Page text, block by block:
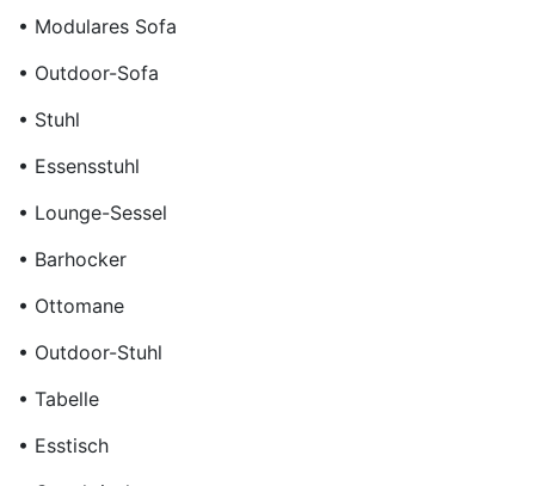
• Modulares Sofa
• Outdoor-Sofa
• Stuhl
• Essensstuhl
• Lounge-Sessel
• Barhocker
• Ottomane
• Outdoor-Stuhl
• Tabelle
• Esstisch